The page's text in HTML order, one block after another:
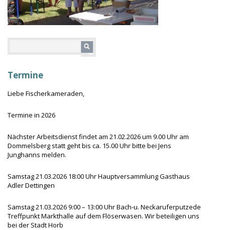
Termine
Liebe Fischerkameraden,
Termine in 2026
Nächster Arbeitsdienst findet am 21.02.2026 um 9.00 Uhr am
Dommelsberg statt geht bis ca. 15.00 Uhr bitte bei Jens
Junghanns melden.
Samstag 21.03.2026 18:00 Uhr Hauptversammlung Gasthaus
Adler Dettingen
Samstag 21.03.2026 9:00 – 13:00 Uhr Bach-u. Neckaruferputzede
Treffpunkt Markthalle auf dem Flöserwasen. Wir beteiligen uns
bei der Stadt Horb